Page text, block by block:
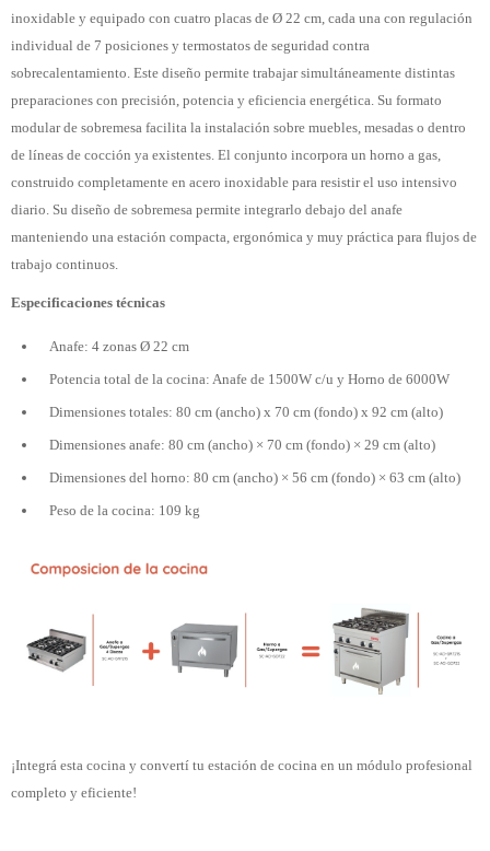
inoxidable y equipado con cuatro placas de Ø 22 cm, cada una con regulación
individual de 7 posiciones y termostatos de seguridad contra
sobrecalentamiento. Este diseño permite trabajar simultáneamente distintas
preparaciones con precisión, potencia y eficiencia energética. Su formato
modular de sobremesa facilita la instalación sobre muebles, mesadas o dentro
de líneas de cocción ya existentes. El conjunto incorpora un horno a gas,
construido completamente en acero inoxidable para resistir el uso intensivo
diario. Su diseño de sobremesa permite integrarlo debajo del anafe
manteniendo una estación compacta, ergonómica y muy práctica para flujos de
trabajo continuos.
Especificaciones técnicas
Anafe: 4 zonas Ø 22 cm
Potencia total de la cocina: Anafe de 1500W c/u y Horno de 6000W
Dimensiones totales: 80 cm (ancho) x 70 cm (fondo) x 92 cm (alto)
Dimensiones anafe: 80 cm (ancho) × 70 cm (fondo) × 29 cm (alto)
Dimensiones del horno: 80 cm (ancho) × 56 cm (fondo) × 63 cm (alto)
Peso de la cocina: 109 kg
¡Integrá esta cocina y convertí tu estación de cocina en un módulo profesional
completo y eficiente!